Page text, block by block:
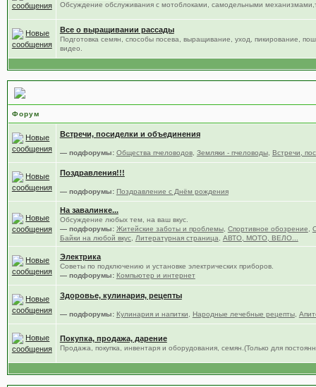
Обсуждение обслуживания с мотоблоками, самодельными
Все о выращивании рассады
Подготовка семян, способы посева, выращивание, уход, пикирование,
видео.
Форум
Встречи, посиделки и объединения
— подфорумы: Общества пчеловодов, Земляки - пчеловоды, Встречи,
Поздравления!!!
— подфорумы: Поздравление с Днём рождения
На завалинке...
Обсуждение любых тем, на ваш вкус.
— подфорумы: Житейские заботы и проблемы, Спортивное обозрение
Байки на любой вкус, Литературная страница АВТО, МОТО, ВЕЛО...
Электрика
Советы по подключению и установке электрических приборов.
— подфорумы: Компьютер и интернет
Здоровье, кулинария, рецепты
— подфорумы: Кулинария и напитки Народные лечебные рецепты,
Покупка, продажа, дарение
Продажа, покупка, инвентаря и оборудования, семян.(Только для